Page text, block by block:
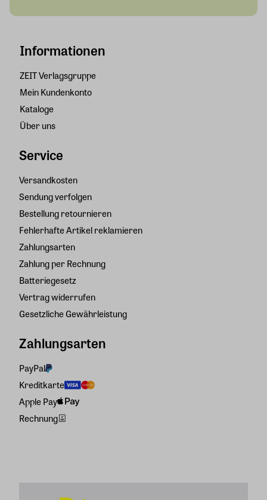
Informationen
ZEIT Verlagsgruppe
Mein Kundenkonto
Kataloge
Über uns
Service
Versandkosten
Sendung verfolgen
Bestellung retournieren
Fehlerhafte Artikel reklamieren
Zahlungsarten
Zahlung per Rechnung
Batteriegesetz
Vertrag widerrufen
Gesetzliche Gewährleistung
Zahlungsarten
PayPal
Kreditkarte
Apple Pay
Rechnung